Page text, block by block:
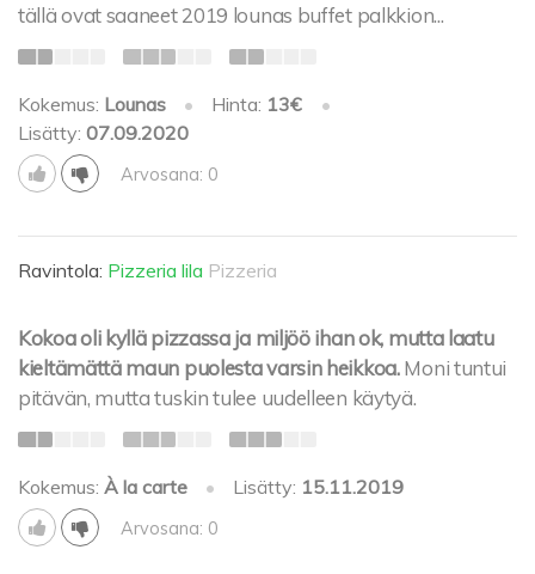
tällä ovat saaneet 2019 lounas buffet palkkion...
Kokemus: Lounas • Hinta: 13€
•
Lisätty: 07.09.2020
Arvosana: 0
Ravintola: Pizzeria lila Pizzeria
Kokoa oli kyllä pizzassa ja miljöö ihan ok, mutta laatu
kieltämättä maun puolesta varsin heikkoa. Moni tuntui
pitävän, mutta tuskin tulee uudelleen käytyä.
Kokemus: À la carte • Lisätty: 15.11.2019
Arvosana: 0